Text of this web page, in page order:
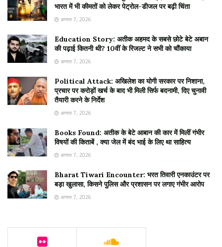
भारत में भी कीमतों को लेकर पेट्रोल-डीजल पर बढ़ी चिंता
अगस्त 7, 2026
Education Story: अतीक अहमद के सबसे छोटे बेटे अबान
की पढ़ाई कितनी थी? 10वीं के रिजल्ट ने सभी को चौंकाया
अगस्त 7, 2026
Political Attack: अखिलेश का योगी सरकार पर निशाना,
प्रचार पर करोड़ों खर्च के बाद भी मिली सिर्फ बदनामी, दिए चुनावी
तैयारी करने के निर्देश
अगस्त 7, 2026
Books Found: अतीक के बेटे आबान की कार में मिलीं गंभीर
विषयों की किताबें , क्या जेल में बंद भाई के लिए था साहित्य
अगस्त 7, 2026
Bharat Tiwari Encounter: भरत तिवारी एनकाउंटर पर
बड़ा खुलासा, किसने पुलिस और प्रशासन पर लगाए गंभीर आरोप
अगस्त 7, 2026